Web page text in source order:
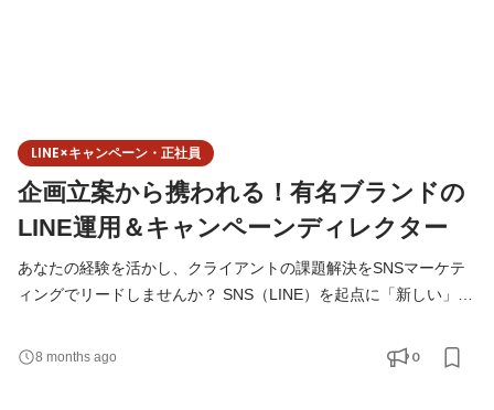
LINE×キャンペーン・正社員
企画立案から携われる！有名ブランドの
LINE運用＆キャンペーンディレクター
あなたの経験を活かし、クライアントの課題解決をSNSマーケテ
ィングでリードしませんか？ SNS（LINE）を起点に「新しい」
す。 ◆こんな方にお勧め！ ✔企画の立案、進行管理の他、画像作
成、撮影や記事のライティング、などの制作分野から、効果検証
8 months ago 0